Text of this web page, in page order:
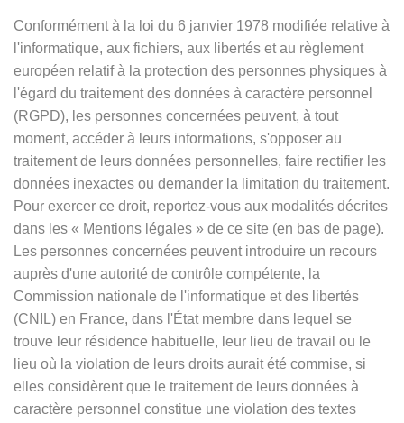
Conformément à la loi du 6 janvier 1978 modifiée relative à
l'informatique, aux fichiers, aux libertés et au règlement
européen relatif à la protection des personnes physiques à
l'égard du traitement des données à caractère personnel
(RGPD), les personnes concernées peuvent, à tout
moment, accéder à leurs informations, s'opposer au
traitement de leurs données personnelles, faire rectifier les
données inexactes ou demander la limitation du traitement.
Pour exercer ce droit, reportez-vous aux modalités décrites
dans les « Mentions légales » de ce site (en bas de page).
Les personnes concernées peuvent introduire un recours
auprès d'une autorité de contrôle compétente, la
Commission nationale de l'informatique et des libertés
(CNIL) en France, dans l'État membre dans lequel se
trouve leur résidence habituelle, leur lieu de travail ou le
lieu où la violation de leurs droits aurait été commise, si
elles considèrent que le traitement de leurs données à
caractère personnel constitue une violation des textes